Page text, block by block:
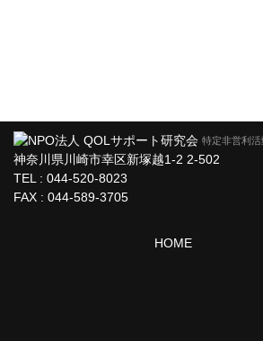
特定非営利活
神奈川県川崎市幸区新塚越1-2 2-502
TEL : 044-520-8023
FAX : 044-589-3705
HOME